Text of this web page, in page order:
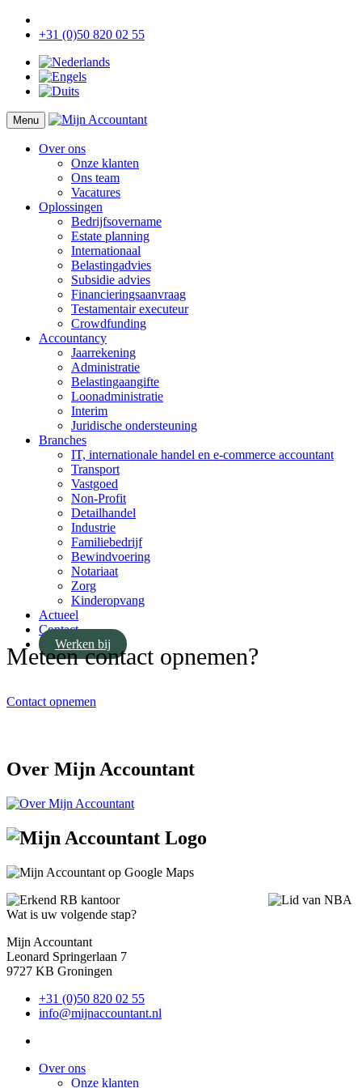
+31 (0)50 820 02 55
Menu
Over ons
Onze klanten
Ons team
Vacatures
Oplossingen
Bedrijfsovername
Estate planning
Internationaal
Belastingadvies
Subsidie advies
Financieringsaanvraag
Testamentair executeur
Crowdfunding
Accountancy
Jaarrekening
Administratie
Belastingaangifte
Loonadministratie
Interim
Juridische ondersteuning
Branches
IT, internationale handel en e-commerce accountant
Transport
Vastgoed
Non-Profit
Detailhandel
Industrie
Familiebedrijf
Bewindvoering
Notariaat
Zorg
Kinderopvang
Actueel
Contact
Werken bij
Meteen contact opnemen?
Contact opnemen
Over Mijn Accountant
Wat is uw volgende stap?
Mijn Accountant
Leonard Springerlaan 7
9727 KB Groningen
+31 (0)50 820 02 55
info@mijnaccountant.nl
Over ons
Onze klanten